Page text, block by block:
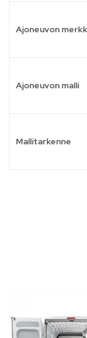
Ajoneuvon
Ajoneuvon malli
Mallitarkenne